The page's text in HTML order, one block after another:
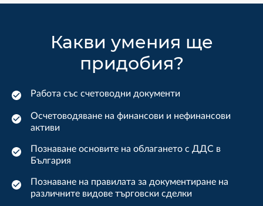
Какви умения ще
придобия?
Работа със счетоводни документи
Осчетоводяване на финансови и нефинансови
активи
Познаване основите на облагането с ДДС в
България
Познаване на правилата за документиране на
различните видове търговски сделки